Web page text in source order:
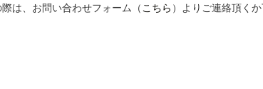
は、お問い合わせフォーム（こちら ）よりご連絡頂く
お問い合
ラテックジャ
026-